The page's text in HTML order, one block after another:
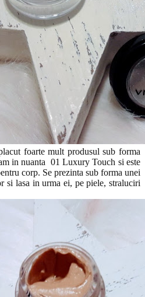
foarte mult produsul sub forma
in nuanta 01 Luxury Touch si este
corp. Se prezinta sub forma unei
si lasa in urma ei, pe piele, straluciri